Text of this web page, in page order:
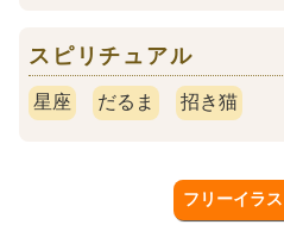
スピリチュアル
星座 だるま 招き猫
フリーイラ